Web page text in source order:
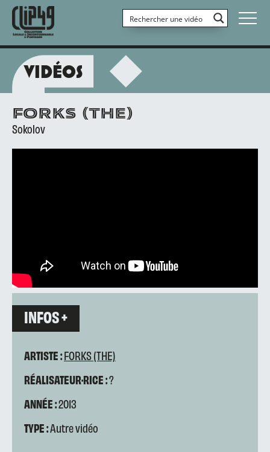
VIDÉOS
FORKS (THE)
Sokolov
INFOS +
ARTISTE :FORKS (THE)
RÉALISATEUR·RICE :?
ANNÉE :2013
TYPE :Autre vidéo